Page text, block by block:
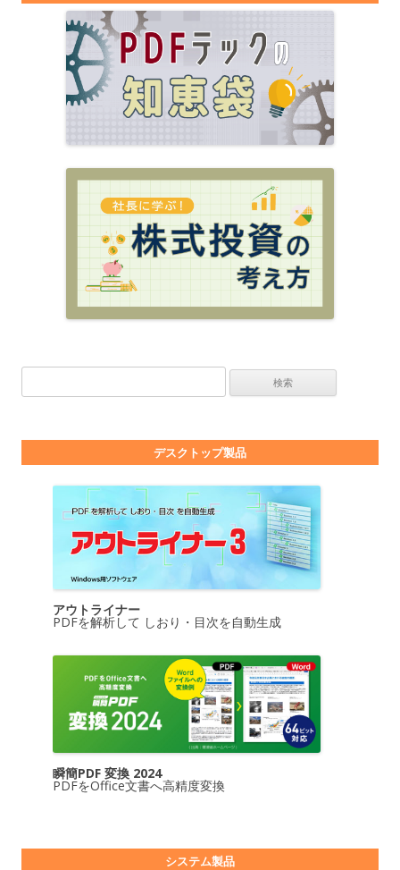
デスクトップ製品
アウトライナー
PDFを解析して しおり・目次を自動生成
瞬簡PDF 変換 2024
PDFをOffice文書へ高精度変換
システム製品